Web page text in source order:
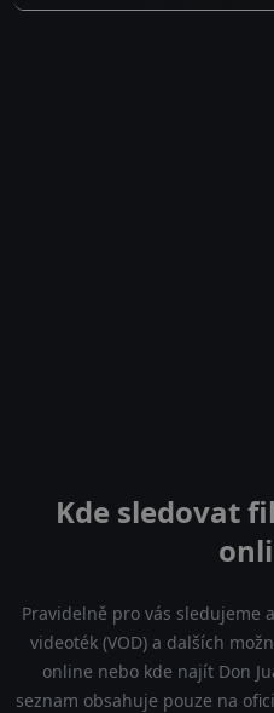
Kde sledovat
Pravidelně pro vás sledujeme
videoték (VOD) a dalších
online nebo kde najít Don
seznam obsahuje pouze na